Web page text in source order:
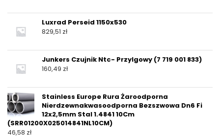
Luxrad Perseid 1150x530
829,51 zł
Junkers Czujnik Ntc- Przylgowy (7 719 001 833)
160,49 zł
Stainless Europe Rura Żaroodporna
Nierdzewnakwasoodporna Bezszwowa Dn6 Fi
12x2,5mm Stal 1.4841 10Cm
(SRR01200X025014841NL10CM)
46,58 zł